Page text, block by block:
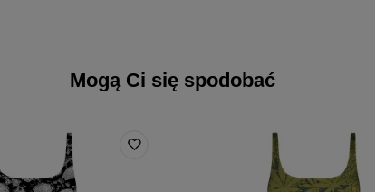
CM
(A)
(B)
Mogą Ci się spodobać